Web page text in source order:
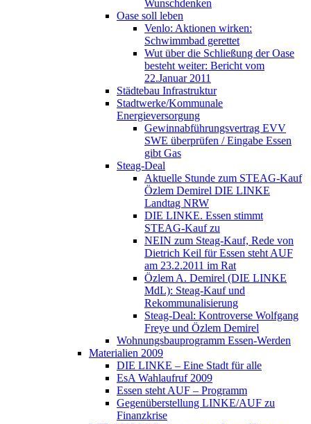
Wunschdenken
Oase soll leben
Venlo: Aktionen wirken:
Schwimmbad gerettet
Wut über die Schließung der Oase
besteht weiter: Bericht vom
22.Januar 2011
Städtebau Infrastruktur
Stadtwerke/Kommunale
Energieversorgung
Gewinnabführungsvertrag EVV
SWE überprüfen / Eingabe Essen
gibt Gas
Steag-Deal
Aktuelle Stunde zum STEAG-Kauf
Özlem Demirel DIE LINKE
Landtag NRW
DIE LINKE. Essen stimmt
STEAG-Kauf zu
NEIN zum Steag-Kauf, Rede von
Dietrich Keil für Essen steht AUF
am 23.2.2011 im Rat
Özlem A. Demirel (DIE LINKE
MdL): Steag-Kauf und
Rekommunalisierung
Steag-Deal: Kontroverse Wolfgang
Freye und Özlem Demirel
Wohnungsbauprogramm Essen-Werden
Materialien 2009
DIE LINKE – Eine Stadt für alle
EsA Wahlaufruf 2009
Essen steht AUF – Programm
Gegenüberstellung LINKE/AUF zu
Finanzkrise